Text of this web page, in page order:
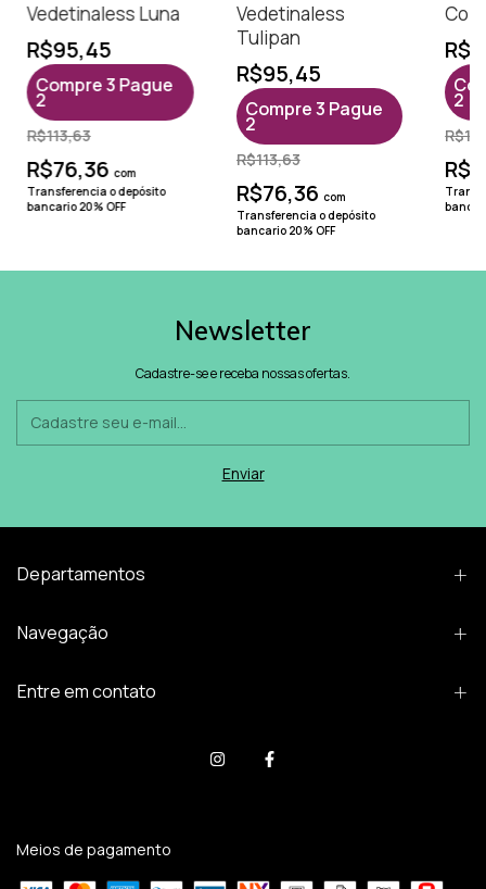
Vedetinaless Luna
R$95,45
Compre 3 Pague
2
R$113,63
R$76,36 com
Transferencia o depósito
bancario 20% OFF
Vedetinaless
Tulipan
R$95,45
Compre 3 Pague
2
R$113,63
R$76,36 com
Transferencia o depósito
bancario 20% OFF
2
Newsletter
Cadastre-se e receba nossas ofertas.
Departamentos
Navegação
Entre em contato
Meios de pagamento